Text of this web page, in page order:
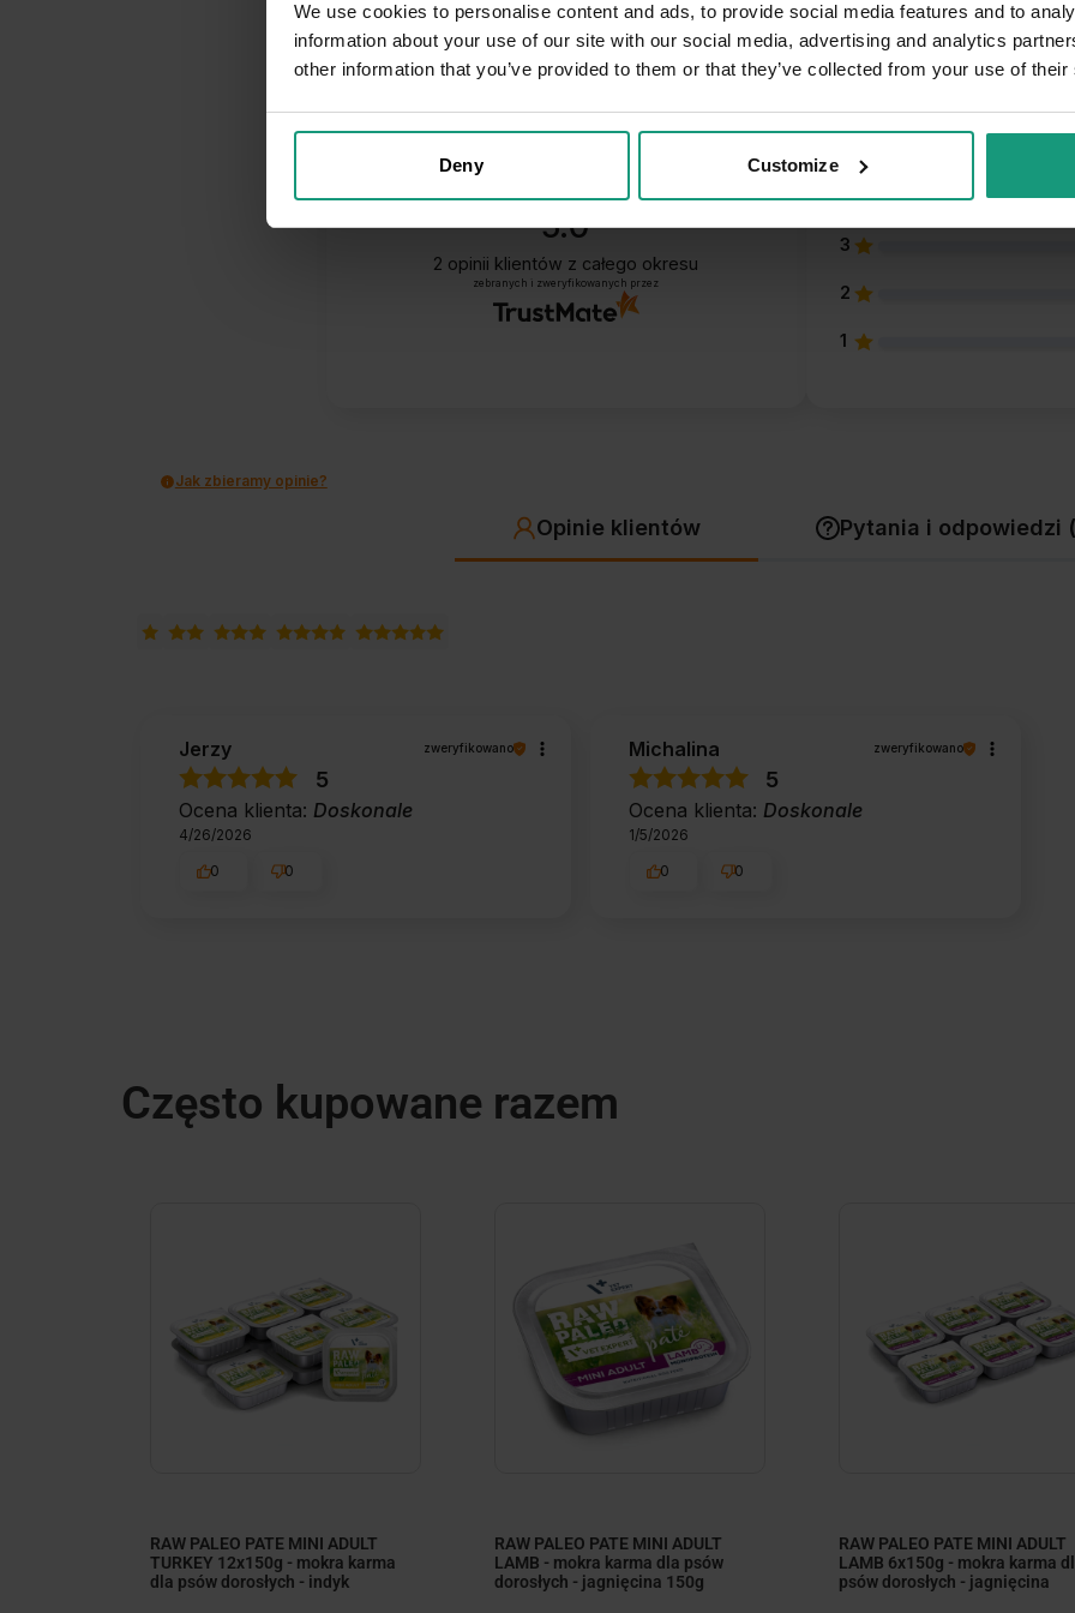
We use cookies to personalise content and ads, to provide social media features and to
information about your use of our site with our social media, advertising and analytics
other information that you’ve provided to them or that they’ve collected from your use of
Deny Customize
5.0
2 opinii klientów z całego okresu
zebranych i zweryfikowanych przez
4
3
2
1
Jak zbieramy opinie?
Opinie klientów Pytania i odpowiedzi
Jerzy zweryfikowano
5
Ocena klienta: Doskonale
4/26/2026
0 0
Michalina zweryfikowano
5
Ocena klienta: Doskonale
1/5/2026
0 0
Często kupowane razem
RAW PALEO PATE MINI ADULT
TURKEY 12x150g - mokra karma
dla psów dorosłych - indyk
minimize
RAW PALEO PATE MINI ADULT
LAMB - mokra karma dla psów
dorosłych - jagnięcina 150g
RAW PALEO PATE MINI ADULT
LAMB 6x150g - mokra karma
psów dorosłych - jagnięcina